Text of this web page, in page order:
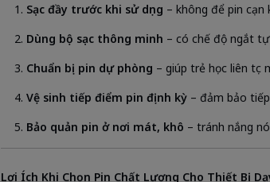
Sạc đầy trước khi sử dụng – không để pin
Dùng bộ sạc thông minh – có chế độ ngắt
Chuẩn bị pin dự phòng – giúp trẻ học liên tục
Vệ sinh tiếp điểm pin định kỳ – đảm bảo
Bảo quản pin ở nơi mát, khô – tránh nắng
Lợi Ích Khi Chọn Pin Chất Lượng Cho Thiết Bị